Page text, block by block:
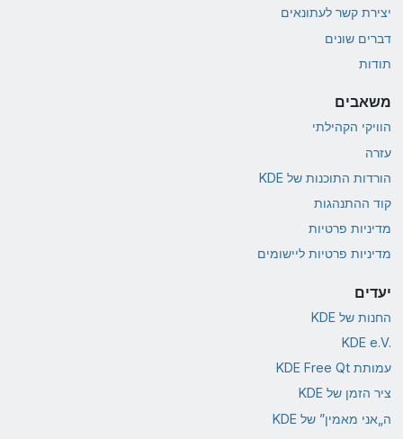
יצירת קשר לעתונאים
דברים שונים
תודות
משאבים
הוויקי הקהילתי
עזרה
הורדות התוכנות של KDE
קוד ההתנהגות
מדיניות פרטיות
מדיניות פרטיות ליישומים
יעדים
החנות של KDE
KDE e.V.‎
עמותת KDE Free Qt
ציר הזמן של KDE
ה„אני מאמין” של KDE